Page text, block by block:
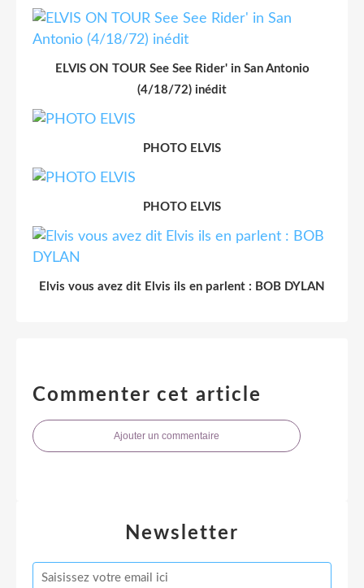
ELVIS ON TOUR See See Rider' in San Antonio
(4/18/72) inédit
PHOTO ELVIS
PHOTO ELVIS
Elvis vous avez dit Elvis ils en parlent : BOB DYLAN
Commenter cet article
Ajouter un commentaire
Newsletter